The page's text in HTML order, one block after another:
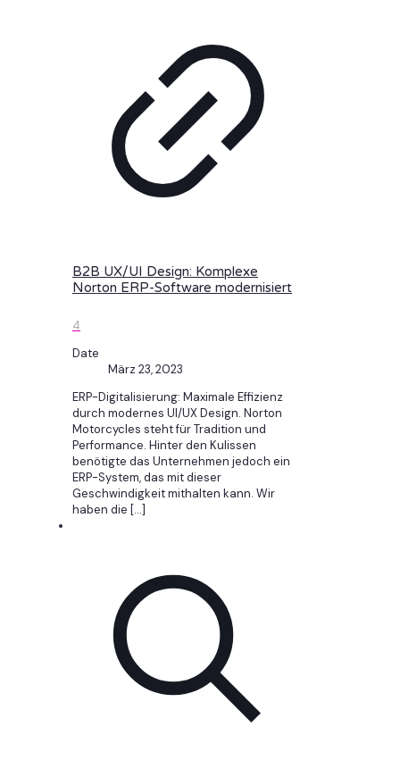
B2B UX/UI Design: Komplexe
Norton ERP-Software modernisiert
4
Date
März 23, 2023
ERP-Digitalisierung: Maximale Effizienz
durch modernes UI/UX Design. Norton
Motorcycles steht für Tradition und
Performance. Hinter den Kulissen
benötigte das Unternehmen jedoch ein
ERP-System, das mit dieser
Geschwindigkeit mithalten kann. Wir
haben die […]